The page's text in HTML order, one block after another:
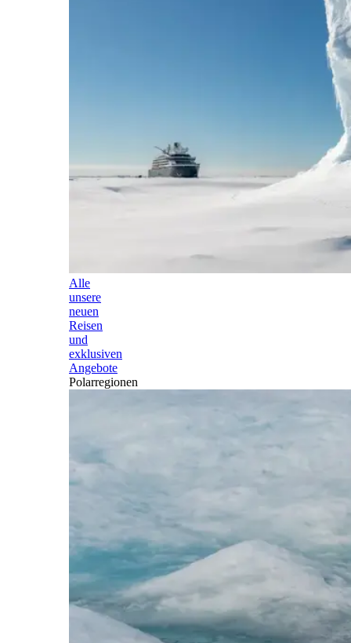
Alle
unsere
neuen
Reisen
und
exklusiven
Angebote
Polarregionen